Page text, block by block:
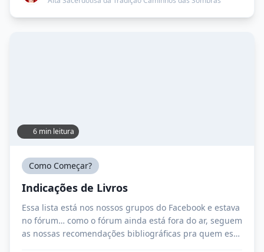
6 min leitura
Como Começar?
Indicações de Livros
Essa lista está nos nossos grupos do Facebook e estava
no fórum… como o fórum ainda está fora do ar, seguem
as nossas recomendações bibliográficas pra quem está